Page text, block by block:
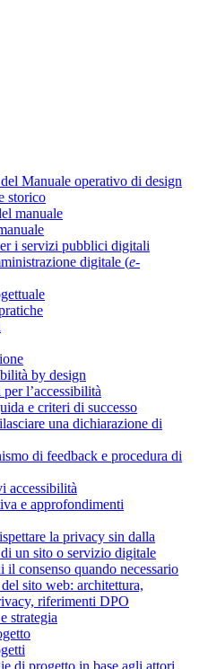
Manuale operativo di design
storico
manuale
i servizi pubblici digitali
digitale (e-
by design
l’accessibilità
e criteri di successo
una dichiarazione di
di feedback e procedura di
accessibilità
e approfondimenti
la privacy sin dalla
un sito o servizio digitale
il consenso quando necessario
sito web: architettura,
riferimenti DPO
strategia
di progetto in base agli attori